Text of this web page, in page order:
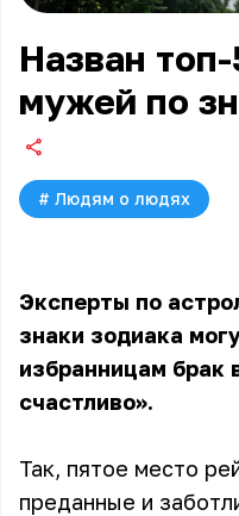
Назван
мужей по
# Людям о людях
Эксперты по
знаки зодиака
избранницам брак
счастливо».
Так, пятое место
преданные и